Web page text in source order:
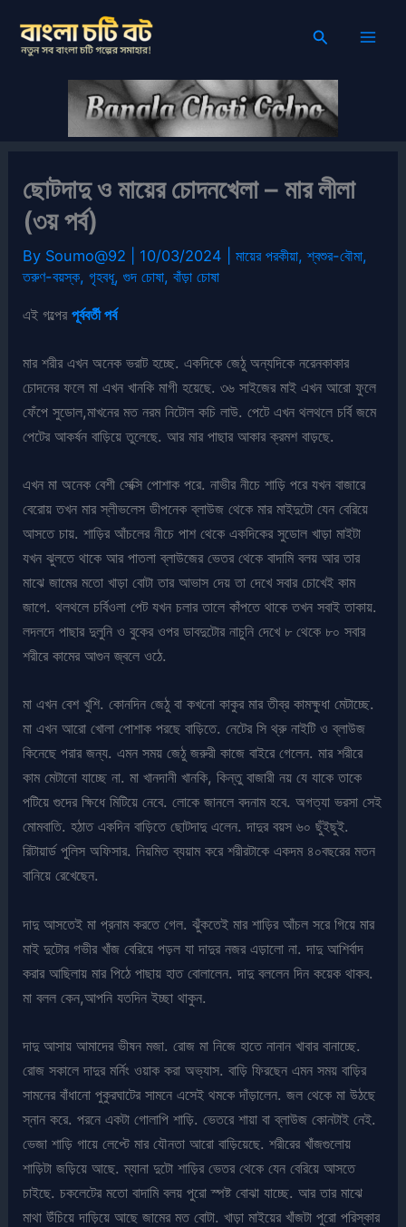
content
Search
ছোটদাদু ও মায়ের চোদনখেলা – মার লীলা
(৩য় পর্ব)
By Soumo@92 10/03/2024 |মায়ের পরকীয়া,শ্বশুর-বৌমা,
তরুণ-বয়স্ক,গৃহবধূ,গুদ চোষা,বাঁড়া চোষা
এই গল্পেরপূর্ববর্তী পর্ব
মার শরীর এখন অনেক ভরাট হচ্ছে. একদিকে জেঠু অন্যদিকে নরেনকাকার
চোদনের ফলে মা এখন খানকি মাগী হয়েছে. ৩৬ সাইজের মাই এখন আরো ফুলে
ফেঁপে সুডোল,মাখনের মত নরম নিটোল কচি লাউ. পেটে এখন থলথলে চর্বি জমে
পেটের আকর্ষন বাড়িয়ে তুলেছে. আর মার পাছার আকার ক্রমশ বাড়ছে.
এখন মা অনেক বেশী সেক্সি পোশাক পরে. নাভীর নীচে শাড়ি পরে যখন বাজারে
বেরোয় তখন মার স্লীভলেস ডীপনেক ব্লাউজ থেকে মার মাইদুটো যেন বেরিয়ে
আসতে চায়. শাড়ির আঁচলের নীচে পাশ থেকে একদিকের সুডোল খাড়া মাইটা
যখন ঝুলতে থাকে আর পাতলা ব্লাউজের ভেতর থেকে বাদামি বলয় আর তার
মাঝে জামের মতো খাড়া বোটা তার আভাস দেয় তা দেখে সবার চোখেই কাম
জাগে. থলথলে চর্বিওলা পেট যখন চলার তালে কাঁপতে থাকে তখন সবাই তাকায়.
লদলদে পাছার দুলুনি ও বুকের ওপর ডাবদুটোর নাচুনি দেখে ৮ থেকে ৮০ সবার
শরীরে কামের আগুন জ্বলে ওঠে.
মা এখন বেশ খুশি. কোনদিন জেঠু বা কখনো কাকুর মার তীব্র কামক্ষুধা মেটাচ্ছে.
মা এখন আরো খোলা পোশাক পরছে বাড়িতে. নেটের সি থ্রু নাইটি ও ব্লাউজ
কিনেছে পরার জন্য. এমন সময় জেঠু জরুরী কাজে বাইরে গেলেন. মার শরীরে
কাম মেটানো যাচ্ছে না. মা খানদানী খানকি, কিন্তু বাজারী নয় যে যাকে তাকে
পটিয়ে গুদের ক্ষিধে মিটিয়ে নেবে. লোকে জানলে বদনাম হবে. অগত্যা ভরসা সেই
মোমবাতি. হঠাত একদিন বাড়িতে ছোটদাদু এলেন. দাদুর বয়স ৬০ ছুঁইছুই.
রিটায়ার্ড পুলিস অফিসার. নিয়মিত ব্যয়াম করে শরীরটাকে একদম ৪০বছরের মতন
বানিয়ে রেখেছেন.
দাদু আসতেই মা প্রনাম করতে গেল. ঝুঁকতেই মার শাড়ির আঁচল সরে গিয়ে মার
মাই দুটোর গভীর খাঁজ বেরিয়ে পড়ল যা দাদুর নজর এড়ালো না. দাদু আশির্বাদ
করার আছিলায় মার পিঠে পাছায় হাত বোলালেন. দাদু বললেন দিন কয়েক থাকব.
মা বলল কেন,আপনি যতদিন ইচ্ছা থাকুন.
দাদু আসায় আমাদের ভীষন মজা. রোজ মা নিজে হাতে নানান খাবার বানাচ্ছে.
রোজ সকালে দাদুর মর্নিং ওয়াক করা অভ্যাস. বাড়ি ফিরছেন এমন সময় বাড়ির
সামনের বাঁধানো পুকুরঘাটের সামনে এসেই থমকে দাঁড়ালেন. জল থেকে মা উঠছে
স্নান করে. পরনে একটা গোলাপি শাড়ি. ভেতরে শায়া বা ব্লাউজ কোনটাই নেই.
ভেজা শাড়ি গায়ে লেপ্টে মার যৌনতা আরো বাড়িয়েছে. শরীরের খাঁজগুলোয়
শাড়িটা জড়িয়ে আছে. ম্যানা দুটো শাড়ির ভেতর থেকে যেন বেরিয়ে আসতে
চাইছে. চকলেটের মতো বাদামি বলয় পুরো স্পষ্ট বোঝা যাচ্ছে. আর তার মাঝে
মাথা উঁচিয়ে দাড়িয়ে আছে জামের মত বোটা. খাড়া মাইয়ের খাঁজটা পুরো পরিস্কার